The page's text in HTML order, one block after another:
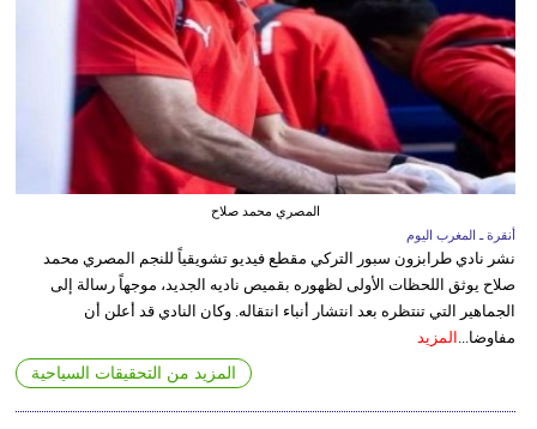
المصري محمد صلاح
أنقرة ـ المغرب اليوم
نشر نادي طرابزون سبور التركي مقطع فيديو تشويقياً للنجم المصري محمد
صلاح يوثق اللحظات الأولى لظهوره بقميص ناديه الجديد، موجهاً رسالة إلى
الجماهير التي تنتظره بعد انتشار أنباء انتقاله. وكان النادي قد أعلن أن
مفاوضا... المزيد
المزيد من التحقيقات السياحية